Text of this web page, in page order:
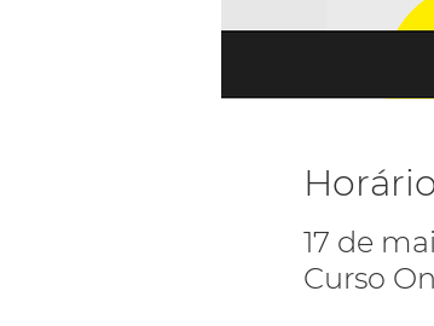
17 de
Curso